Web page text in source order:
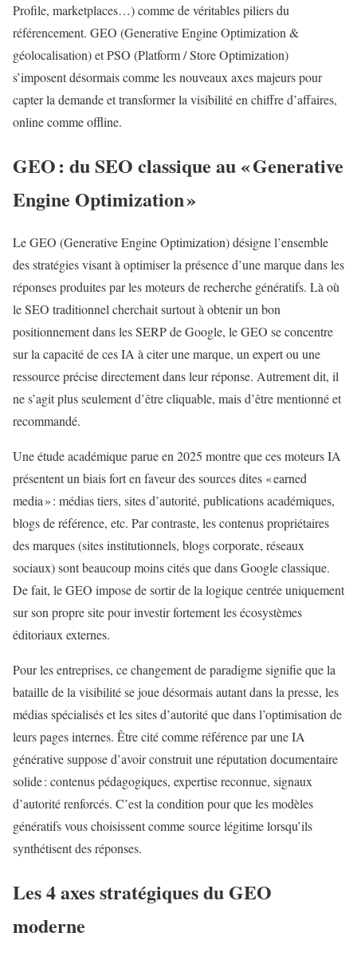
Profile, marketplaces…) comme de véritables piliers du
référencement. GEO (Generative Engine Optimization &
géolocalisation) et PSO (Platform / Store Optimization)
s’imposent désormais comme les nouveaux axes majeurs pour
capter la demande et transformer la visibilité en chiffre d’affaires,
online comme offline.
GEO : du SEO classique au « Generative
Engine Optimization »
Le GEO (Generative Engine Optimization) désigne l’ensemble
des stratégies visant à optimiser la présence d’une marque dans les
réponses produites par les moteurs de recherche génératifs. Là où
le SEO traditionnel cherchait surtout à obtenir un bon
positionnement dans les SERP de Google, le GEO se concentre
sur la capacité de ces IA à citer une marque, un expert ou une
ressource précise directement dans leur réponse. Autrement dit, il
ne s’agit plus seulement d’être cliquable, mais d’être mentionné et
recommandé.
Une étude académique parue en 2025 montre que ces moteurs IA
présentent un biais fort en faveur des sources dites « earned
media » : médias tiers, sites d’autorité, publications académiques,
blogs de référence, etc. Par contraste, les contenus propriétaires
des marques (sites institutionnels, blogs corporate, réseaux
sociaux) sont beaucoup moins cités que dans Google classique.
De fait, le GEO impose de sortir de la logique centrée uniquement
sur son propre site pour investir fortement les écosystèmes
éditoriaux externes.
Pour les entreprises, ce changement de paradigme signifie que la
bataille de la visibilité se joue désormais autant dans la presse, les
médias spécialisés et les sites d’autorité que dans l’optimisation de
leurs pages internes. Être cité comme référence par une IA
générative suppose d’avoir construit une réputation documentaire
solide : contenus pédagogiques, expertise reconnue, signaux
d’autorité renforcés. C’est la condition pour que les modèles
génératifs vous choisissent comme source légitime lorsqu’ils
synthétisent des réponses.
Les 4 axes stratégiques du GEO
moderne